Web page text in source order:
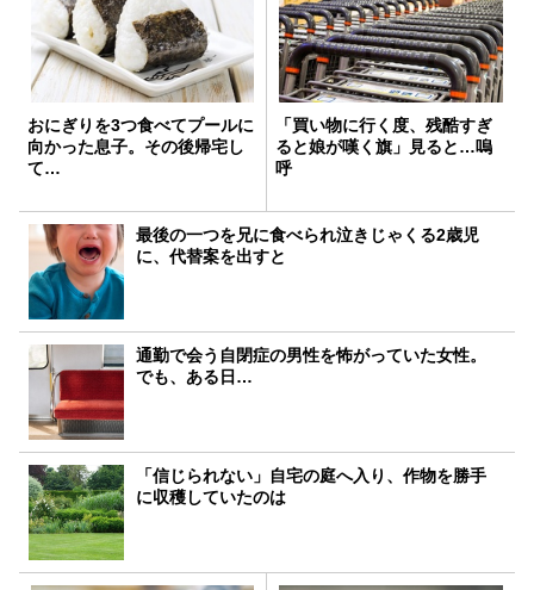
おにぎりを3つ食べてプールに
向かった息子。その後帰宅し
て…
「買い物に行く度、残酷すぎ
ると娘が嘆く旗」見ると…嗚
呼
最後の一つを兄に食べられ泣きじゃくる2歳児
に、代替案を出すと
通勤で会う自閉症の男性を怖がっていた女性。
でも、ある日…
「信じられない」自宅の庭へ入り、作物を勝手
に収穫していたのは